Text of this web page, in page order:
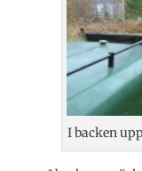
I backen